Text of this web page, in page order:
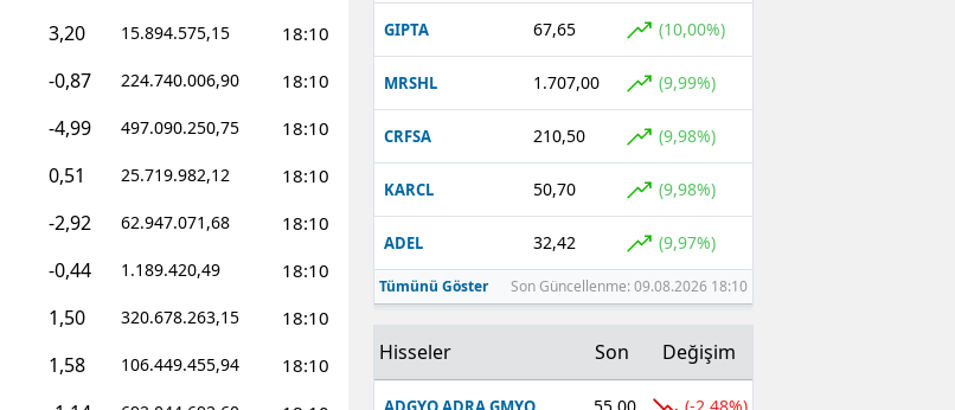
Malatya
Manisa
Kahramanmaraş
Mardin
Muğla
Muş
Nevşehir
Niğde
3,20 15.894.575,15 18:10
-0,87 224.740.006,90 18:10
-4,99 497.090.250,75 18:10
0,51 25.719.982,12 18:10
-2,92 62.947.071,68 18:10
-0,44 1.189.420,49 18:10
1,50 320.678.263,15 18:10
1,58 106.449.455,94 18:10
GIPTA 67,65 (10,00%)
MRSHL 1.707,00 (9,99%)
CRFSA 210,50 (9,98%)
KARCL 50,70 (9,98%)
ADEL 32,42 (9,97%)
Tümünü Göster Son Güncellenme: 09.08.2026 18:10
Hisseler Son Değişim